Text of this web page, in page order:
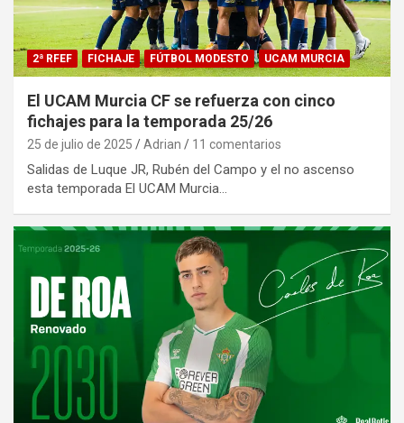
2ª RFEF FICHAJE FÚTBOL MODESTO UCAM MURCIA
El UCAM Murcia CF se refuerza con cinco
fichajes para la temporada 25/26
25 de julio de 2025 Adrian 11 comentarios
Salidas de Luque JR, Rubén del Campo y el no ascenso
esta temporada El UCAM Murcia…